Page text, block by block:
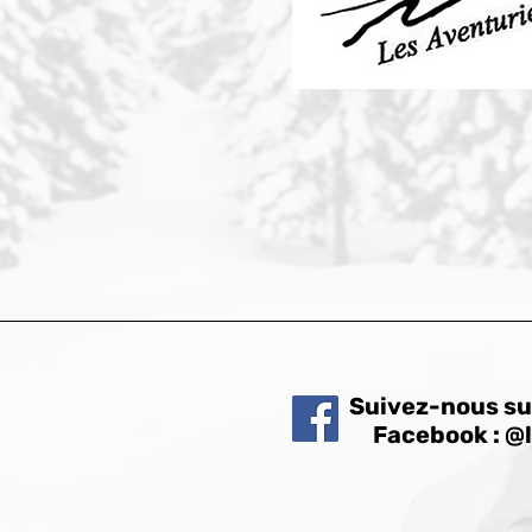
Suivez-nous
Facebook :